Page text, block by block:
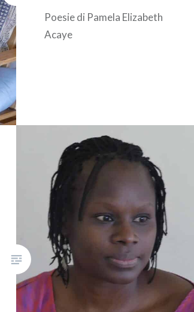
Poesie di Pamela Elizabeth
Acaye